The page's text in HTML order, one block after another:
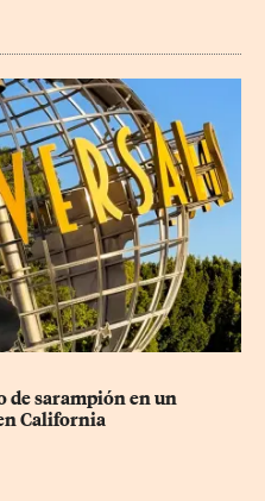
de sarampión en un
California